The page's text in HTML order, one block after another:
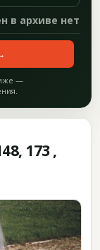
в архиве нет
—
173 ,